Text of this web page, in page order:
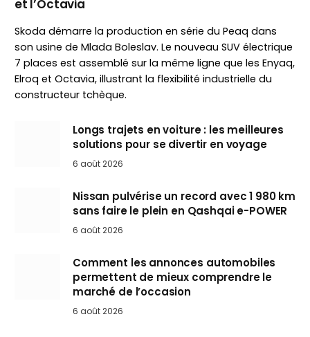
et l’Octavia
Skoda démarre la production en série du Peaq dans
son usine de Mlada Boleslav. Le nouveau SUV électrique
7 places est assemblé sur la même ligne que les Enyaq,
Elroq et Octavia, illustrant la flexibilité industrielle du
constructeur tchèque.
Longs trajets en voiture : les meilleures
solutions pour se divertir en voyage
6 août 2026
Nissan pulvérise un record avec 1 980 km
sans faire le plein en Qashqai e-POWER
6 août 2026
Comment les annonces automobiles
permettent de mieux comprendre le
marché de l’occasion
6 août 2026